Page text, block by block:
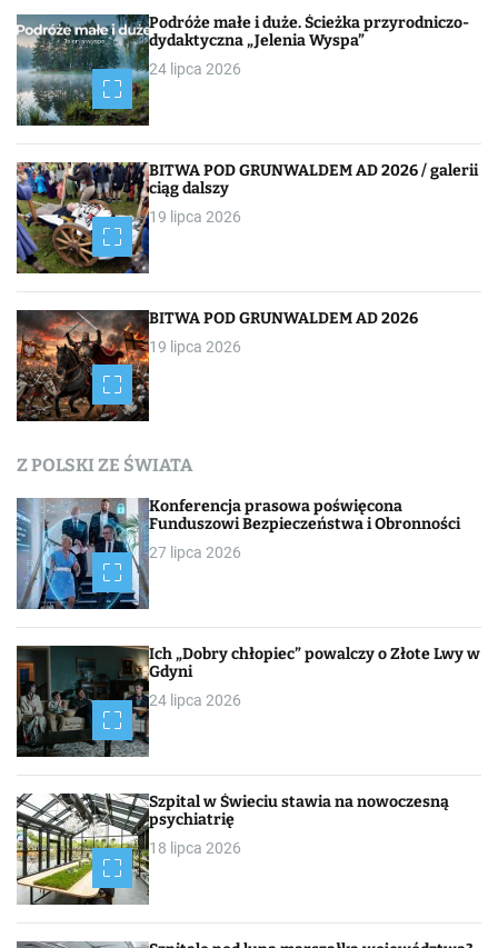
c
j
a
p
o
w
p
i
s
a
Podróże małe i duże. Ścieżka przyrodniczo-
dydaktyczna „Jelenia Wyspa”
24 lipca 2026
BITWA POD GRUNWALDEM AD 2026 / galerii
ciąg dalszy
19 lipca 2026
BITWA POD GRUNWALDEM AD 2026
19 lipca 2026
Z POLSKI ZE ŚWIATA
Konferencja prasowa poświęcona
Funduszowi Bezpieczeństwa i Obronności
27 lipca 2026
Ich „Dobry chłopiec” powalczy o Złote Lwy w
Gdyni
24 lipca 2026
Szpital w Świeciu stawia na nowoczesną
psychiatrię
18 lipca 2026